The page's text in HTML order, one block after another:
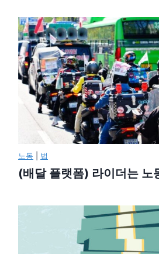
노동 법
(배달 플랫폼) 라이더는 노